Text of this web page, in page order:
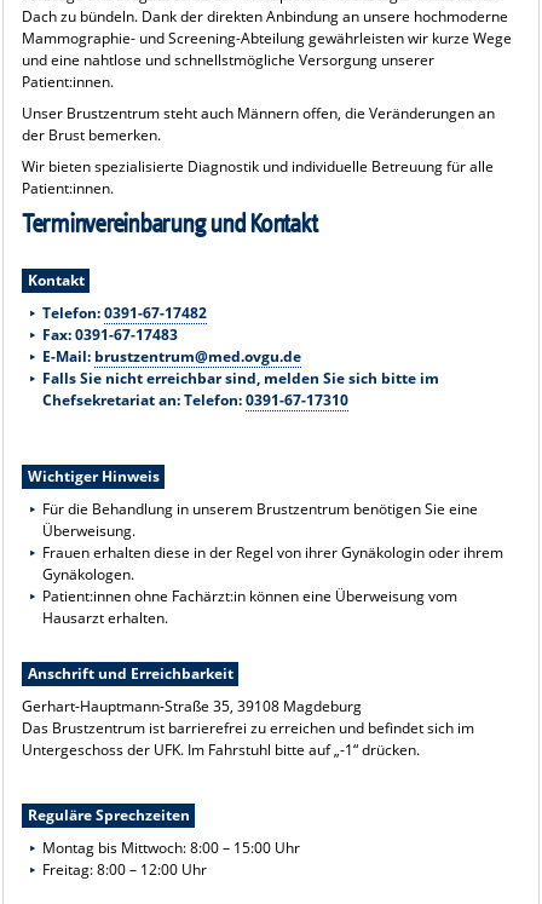
Dach zu bündeln. Dank der direkten Anbindung an unsere hochmoderne
Mammographie- und Screening-Abteilung gewährleisten wir kurze Wege
und eine nahtlose und schnellstmögliche Versorgung unserer
Patient:innen.
Unser Brustzentrum steht auch Männern offen, die Veränderungen an
der Brust bemerken.
Wir bieten spezialisierte Diagnostik und individuelle Betreuung für alle
Patient:innen.
Terminvereinbarung und Kontakt
Kontakt
Telefon:0391-67-17482
Fax: 0391-67-17483
E-Mail: brustzentrum@med.ovgu.de
Falls Sie nicht erreichbar sind, melden Sie sich bitte im
Chefsekretariat an: Telefon:0391-67-17310
Wichtiger Hinweis
Für die Behandlung in unserem Brustzentrum benötigen Sie eine
Überweisung.
Frauen erhalten diese in der Regel von ihrer Gynäkologin oder ihrem
Gynäkologen.
Patient:innen ohne Fachärzt:in können eine Überweisung vom
Hausarzt erhalten.
Anschrift und Erreichbarkeit
Gerhart-Hauptmann-Straße 35, 39108 Magdeburg
Das Brustzentrum ist barrierefrei zu erreichen und befindet sich im
Untergeschoss der UFK. Im Fahrstuhl bitte auf „-1“ drücken.
Reguläre Sprechzeiten
Montag bis Mittwoch: 8:00 – 15:00 Uhr
Freitag: 8:00 – 12:00 Uhr